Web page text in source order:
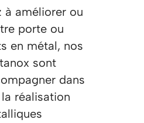
à améliorer ou
porte ou
en métal, nos
sont
dans
réalisation